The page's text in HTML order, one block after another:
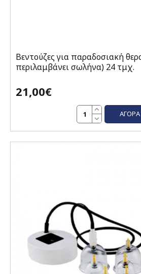
Βεντούζες για παραδοσιακή
περιλαμβάνει σωλήνα) 24 τμχ.
21,00€
ΑΓΟΡΆ